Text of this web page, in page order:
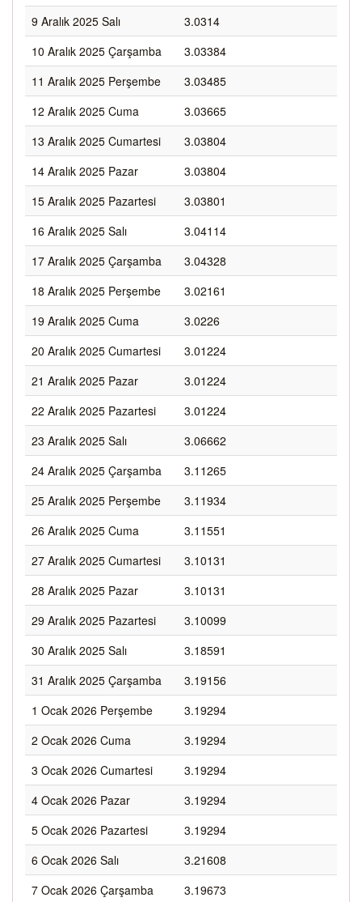
9 Aralık 2025 Salı
3.0314
10 Aralık 2025 Çarşamba
3.03384
11 Aralık 2025 Perşembe
3.03485
12 Aralık 2025 Cuma
3.03665
13 Aralık 2025 Cumartesi
3.03804
14 Aralık 2025 Pazar
3.03804
15 Aralık 2025 Pazartesi
3.03801
16 Aralık 2025 Salı
3.04114
17 Aralık 2025 Çarşamba
3.04328
18 Aralık 2025 Perşembe
3.02161
19 Aralık 2025 Cuma
3.0226
20 Aralık 2025 Cumartesi
3.01224
21 Aralık 2025 Pazar
3.01224
22 Aralık 2025 Pazartesi
3.01224
23 Aralık 2025 Salı
3.06662
24 Aralık 2025 Çarşamba
3.11265
25 Aralık 2025 Perşembe
3.11934
26 Aralık 2025 Cuma
3.11551
27 Aralık 2025 Cumartesi
3.10131
28 Aralık 2025 Pazar
3.10131
29 Aralık 2025 Pazartesi
3.10099
30 Aralık 2025 Salı
3.18591
31 Aralık 2025 Çarşamba
3.19156
1 Ocak 2026 Perşembe
3.19294
2 Ocak 2026 Cuma
3.19294
3 Ocak 2026 Cumartesi
3.19294
4 Ocak 2026 Pazar
3.19294
5 Ocak 2026 Pazartesi
3.19294
6 Ocak 2026 Salı
3.21608
7 Ocak 2026 Çarşamba
3.19673